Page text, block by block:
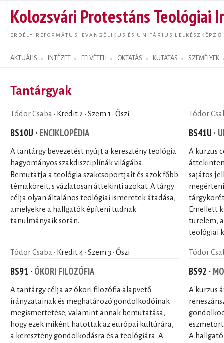
Kolozsvári Protestáns Teológiai
ERDÉLY REFORMÁTUS, EVANGÉLIKUS ÉS UNITÁRIUS LELKÉSZKÉPZŐ
AKTUÁLIS INTÉZET FELVÉTELI OKTATÁS KUTATÁS SZEMÉLYEK
Search form
Tantárgyak
Tódor Csaba · Kredit 2 · Szem 1 · Őszi
BS10U · ENCIKLOPÉDIA
A tantárgy bevezetést nyújt a keresztény teológia
hagyományos szakdiszciplínák világába.
Bemutatja a teológia szakcsoportjait és azok főbb
témaköreit, s vázlatosan áttekinti azokat. A tárgy
célja olyan általános teológiai ismeretek átadása,
amelyekre a hallgatók építeni tudnak
tanulmányaik során.
Tódor
BS41U ·
A kurzus
sajátos
Emellett
türelem, a
teológiai
Tódor Csaba · Kredit 4 · Szem 3 · Őszi
BS91 · ÓKORI FILOZÓFIA
A tantárgy célja az ókori filozófia alapvető
irányzatainak és meghatározó gondolkodóinak
megismertetése, valamint annak bemutatása,
hogy ezek miként hatottak az európai kultúrára,
a keresztény gondolkodásra és a teológiára. A
Tódor
BS92 ·
A kurzus
A